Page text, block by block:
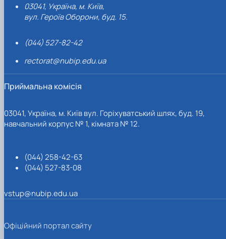
03041, Україна, м. Київ,
вул. Героїв Оборони, буд. 15.
(044) 527-82-42
rectorat@nubip.edu.ua
Приймальна комісія
03041, Україна, м. Київ вул. Горіхуватський шлях, буд. 19,
навчальний корпус № 1, кімната № 12.
(044) 258-42-63
(044) 527-83-08
vstup@nubip.edu.ua
Офіційний портал сайту